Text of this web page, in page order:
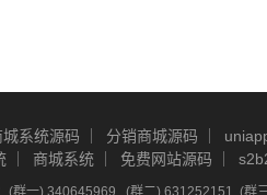
系统源码 分销商城源码
商城系统 免费网站源码
群一) 340645969 , (群二) 631252151, (群